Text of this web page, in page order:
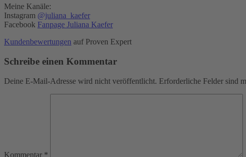
Meine Kanäle:
Instagram @juliana_kaefer
Facebook Fanpage Juliana Kaefer
Kundenbewertungen auf Proven Expert
Schreibe einen Kommentar
Deine E-Mail-Adresse wird nicht veröffentlicht. Erforderliche Felder sind
Kommentar *